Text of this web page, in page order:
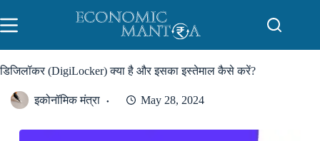
to
content
डिजिलॉकर (DigiLocker) क्या है और इसका इस्तेमाल कैसे करें?
इकोनॉमिक मंत्रा May 28, 2024